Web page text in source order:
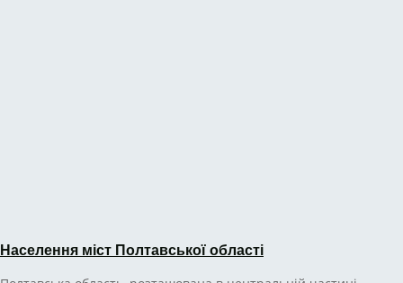
Населення міст Полтавської області